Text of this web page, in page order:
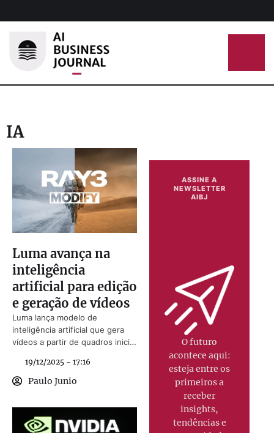
IA
Luma avança na
inteligência
artificial para edição
e geração de vídeos
Luma lança modelo de
inteligência artificial que gera
vídeos a partir de quadros inicial
19/12/2025 - 17:16
Paulo Junio
ASSINE A
NEWSLETTER
AIBJ
O futuro
acontece aqui:
esteja entre os
primeiros a
receber
insights,
tendências e